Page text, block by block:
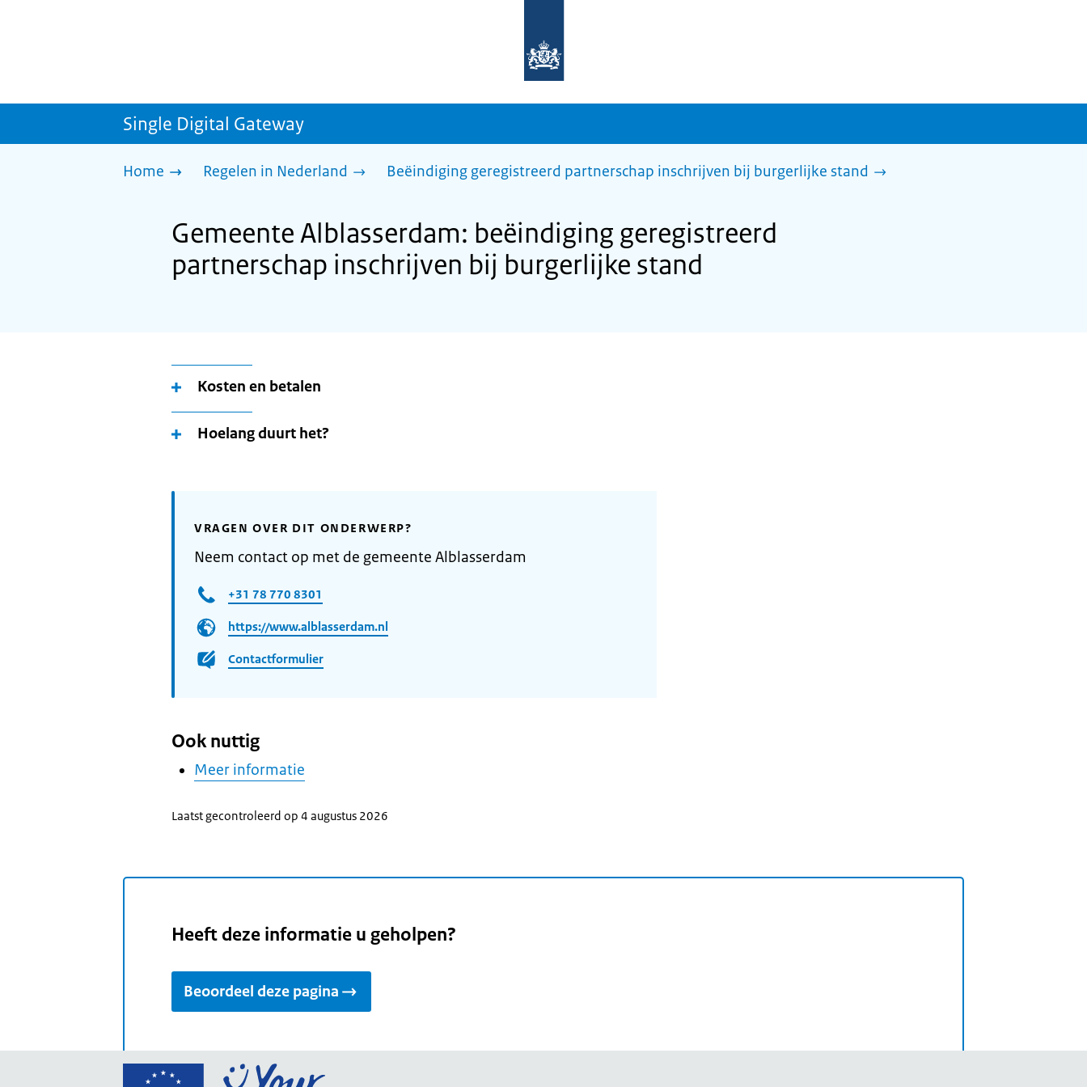
homepage
sdg.rijksoverheid.nl
Single Digital Gateway
Home Regelen in Nederland Beëindiging geregistreerd partnerschap inschrijven bij burgerlijke stand
Gemeente Alblasserdam: beëindiging geregistreerd
partnerschap inschrijven bij burgerlijke stand
Kosten en betalen
Hoelang duurt het?
VRAGEN OVER DIT ONDERWERP?
Neem contact op met de gemeente Alblasserdam
+31 78 770 8301
https://www.alblasserdam.nl
Contactformulier
Ook nuttig
Meer informatie
Laatst gecontroleerd op 4 augustus 2026
Heeft deze informatie u geholpen?
Beoordeel deze pagina
Ga